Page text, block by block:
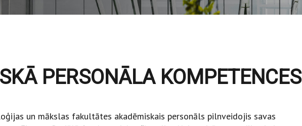
PERSONĀLA KOMPETENCES
un mākslas fakultātes akadēmiskais personāls pilnveidojis savas